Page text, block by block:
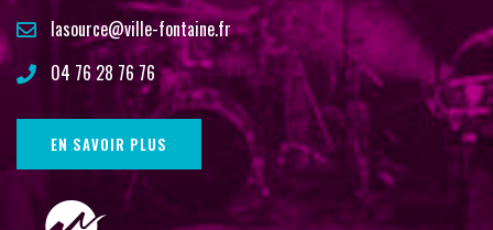
lasource@ville-fontaine.fr
04 76 28 76 76
EN SAVOIR PLUS